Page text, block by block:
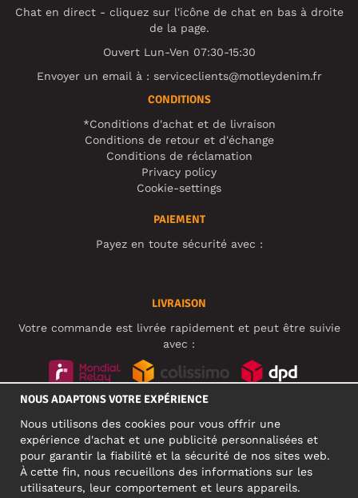
Chat en direct - cliquez sur l'icône de chat en bas à droite
de la page.
Ouvert Lun-Ven 07:30-15:30
Envoyer un email à : serviceclients@motleydenim.fr
CONDITIONS
*Conditions d'achat et de livraison
Conditions de retour et d'échange
Conditions de réclamation
Privacy policy
Cookie-settings
PAIEMENT
Payez en toute sécurité avec :
LIVRAISON
Votre commande est livrée rapidement et peut être suivie
avec :
ADRESSE PROFESSIONNELLE
NOUS ADAPTONS VOTRE EXPÉRIENCE
Nous utilisons des cookies pour vous offrir une
expérience d'achat et une publicité personnalisées et
pour garantir la fiabilité et la sécurité de nos sites web.
À cette fin, nous recueillons des informations sur les
utilisateurs, leur comportement et leurs appareils.